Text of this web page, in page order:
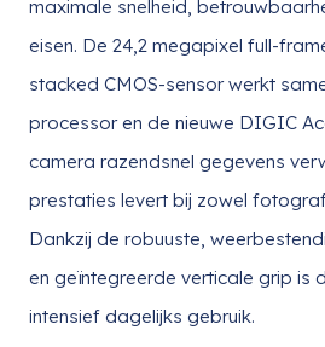
maximale snelheid,
eisen. De 24,2 megapixel full-
stacked CMOS-sensor werkt
processor en de nieuwe DIGIC
camera razendsnel gegevens
prestaties levert bij zowel
Dankzij de robuuste,
en geïntegreerde verticale grip is
intensief dagelijks gebruik.